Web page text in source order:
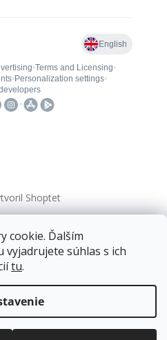
cookie. Ďalším
súhlas s ich
tu.
zásielky v hodnote
EUR*.
už od4 EUR.
Shoptet
. Všetky práva vyhradené.